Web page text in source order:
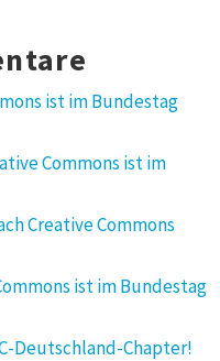
ist im Bundestag
Commons ist im
Creative Commons
ist im Bundestag
Deutschland-Chapter!